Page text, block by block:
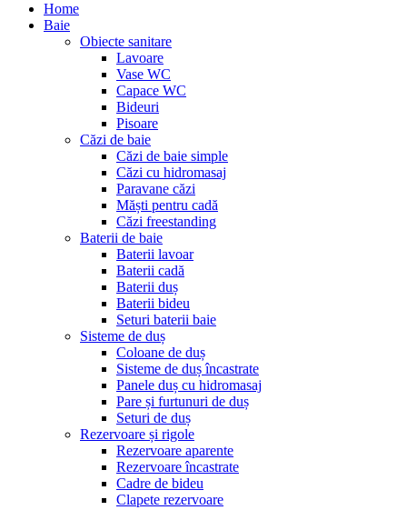
Home
Baie
Obiecte sanitare
Lavoare
Vase WC
Capace WC
Bideuri
Pisoare
Căzi de baie
Căzi de baie simple
Căzi cu hidromasaj
Paravane căzi
Măști pentru cadă
Căzi freestanding
Baterii de baie
Baterii lavoar
Baterii cadă
Baterii duș
Baterii bideu
Seturi baterii baie
Sisteme de duș
Coloane de duș
Sisteme de duș încastrate
Panele duș cu hidromasaj
Pare și furtunuri de duș
Seturi de duș
Rezervoare și rigole
Rezervoare aparente
Rezervoare încastrate
Cadre de bideu
Clapete rezervoare